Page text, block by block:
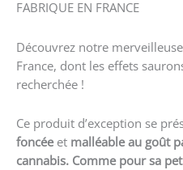
FABRIQUE EN FRANCE
Découvrez notre
France, dont les effets
recherchée !
Ce produit d’exception se
foncée et malléable au goût
cannabis. Comme pour sa